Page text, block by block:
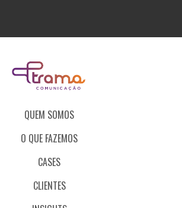
QUEM SOMOS
O QUE FAZEMOS
CASES
CLIENTES